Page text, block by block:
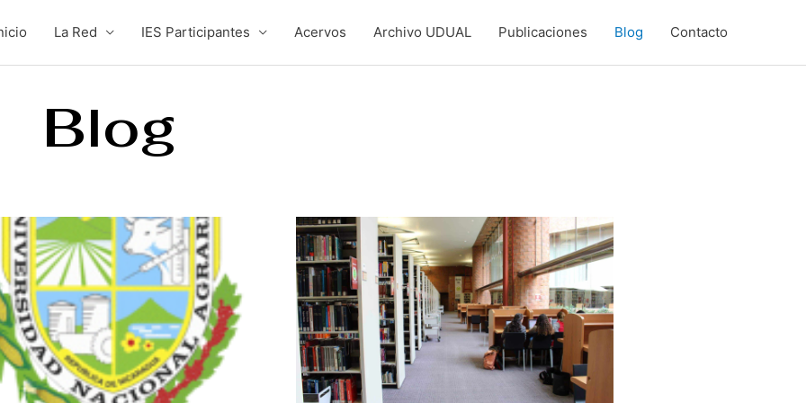
La Red IES Participantes Acervos Archivo UDUAL Publicaciones Blog Contacto
Blog